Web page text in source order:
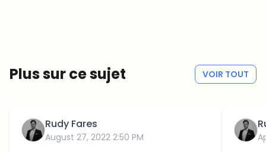
Plus sur ce sujet VOIR TOUT
Rudy Fares
August 27, 2022 2:50 PM